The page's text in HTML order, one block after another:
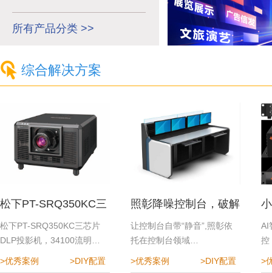
所有产品分类 >>
综合解决方案
松下PT-SRQ350KC三
芯片DLP投影机
松下PT-SRQ350KC三芯片
DLP投影机，34100流明…
>优秀案例 >DIY配置
照彰降噪控制台，破解
指挥中心降噪难题
让控制台自带“静音”,照彰依
托在控制台领域…
>优秀案例 >DIY配置
AI
控
>